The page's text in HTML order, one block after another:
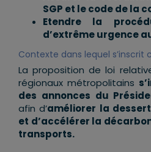
SGP et le code de la
Etendre la
d’extrême urgence
Contexte dans lequel s’inscrit
La proposition de loi
régionaux métropolitains
des annonces du
afin d’améliorer la
et d’accélérer la
transports.